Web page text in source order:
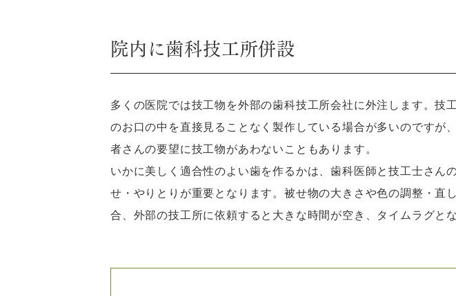
院内に歯科技工所併設
多くの医院では技工物を外部の歯科技工所会社に外注します。技
のお口の中を直接見ることなく製作している場合が多いのですが
者さんの要望に技工物があわないこともあります。
いかに美しく適合性のよい歯を作るかは、歯科医師と技工士さん
せ・やりとりが重要となります。被せ物の大きさや色の調整・直
合、外部の技工所に依頼すると大きな時間が空き、タイムラグと